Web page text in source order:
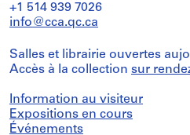
+1 514 939 7026
info@cca.qc.ca
Salles et librairie ouvertes
Accès à la collection sur
Information au visiteur
Expositions en cours
Événements